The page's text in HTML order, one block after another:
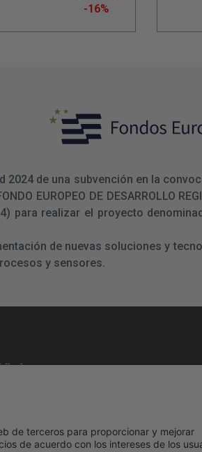
-16%
de una subvención en la
EUROPEO DE DESARROLLO
para realizar el proyecto
de nuevas soluciones y
y sensores.
Madrid, Madrid
de terceros para proporcionar y mejorar
de acuerdo con los intereses de los